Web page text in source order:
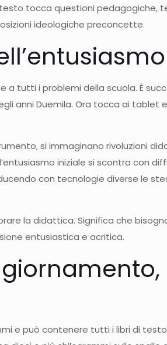
tocca questioni pedagogiche,
ideologiche preconcette.
tutti i problemi della scuola. È
anni Duemila. Ora tocca ai tablet
si immaginano rivoluzioni
iniziale si scontra con
con tecnologie diverse le
la didattica. Significa che
entusiastica e acritica.
e può contenere tutti i libri di